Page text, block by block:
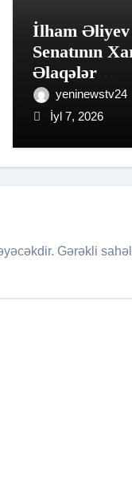
İlham Əliyev
Senatının
Əlaqələr
Komitəsinin
üzvünü qəbul
yeninewstv24
İyl 7, 2026
Gərəkli